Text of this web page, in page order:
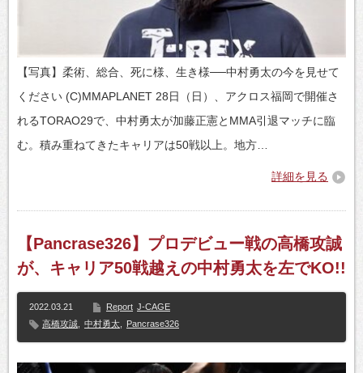
【写真】柔術、総合、死に様、生き様──中村勇太の今を見せて
ください (C)MMAPLANET 28日（日）、アクロス福岡で開催さ
れるTORAO29で、中村勇太が加藤正憲とMMA引退マッチに臨
む。積み重ねてきたキャリアは50戦以上。地方…
詳細を見る
【Pancrase326】プロデビュー戦の高橋攻誠
が、キャリア50戦越えの中村勇太を左でKO!!
2022.03.21 Report J-CAGE
高橋攻誠
中村勇太 Pancrase326